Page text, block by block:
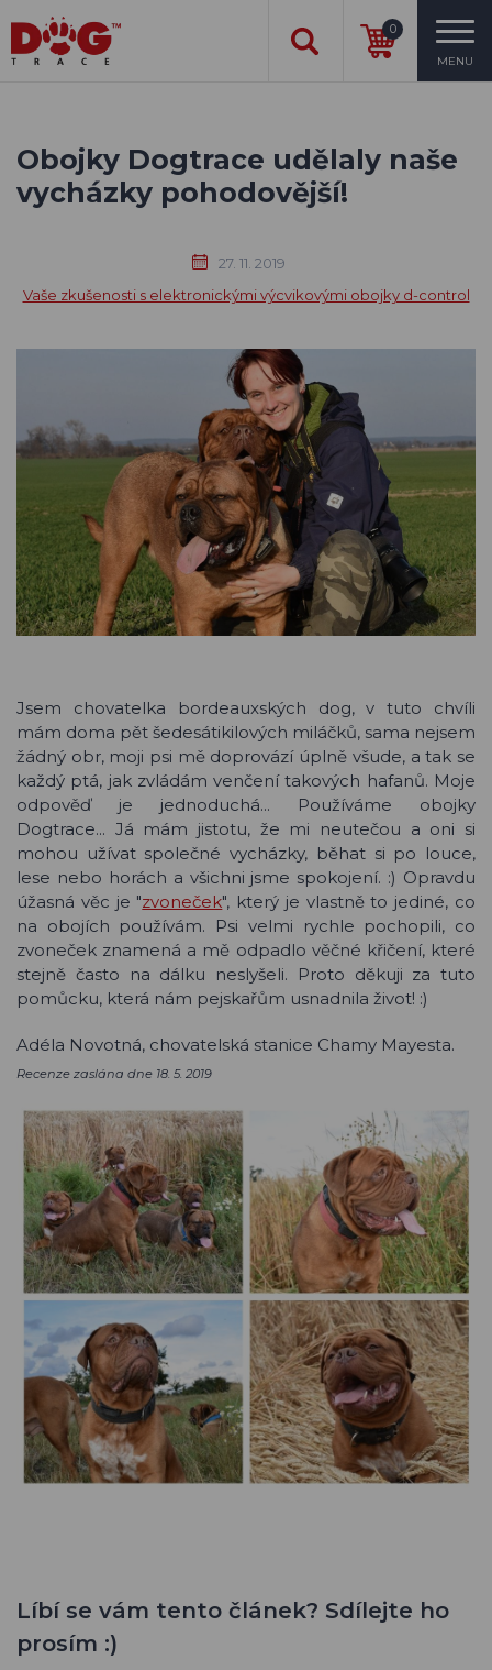
0
MENU
Obojky Dogtrace udělaly naše
vycházky pohodovější!
27. 11. 2019
Vaše zkušenosti s elektronickými výcvikovými obojky d-control
Jsem chovatelka bordeauxských dog, v tuto chvíli
mám doma pět šedesátikilových miláčků, sama nejsem
žádný obr, moji psi mě doprovází úplně všude, a tak se
každý ptá, jak zvládám venčení takových hafanů. Moje
odpověď je jednoduchá... Používáme obojky
Dogtrace... Já mám jistotu, že mi neutečou a oni si
mohou užívat společné vycházky, běhat si po louce,
lese nebo horách a všichni jsme spokojení. :) Opravdu
úžasná věc je "zvoneček", který je vlastně to jediné, co
na obojích používám. Psi velmi rychle pochopili, co
zvoneček znamená a mě odpadlo věčné křičení, které
stejně často na dálku neslyšeli. Proto děkuji za tuto
pomůcku, která nám pejskařům usnadnila život! :)
Adéla Novotná, chovatelská stanice Chamy Mayesta.
Recenze zaslána dne 18. 5. 2019
Líbí se vám tento článek? Sdílejte ho
prosím :)